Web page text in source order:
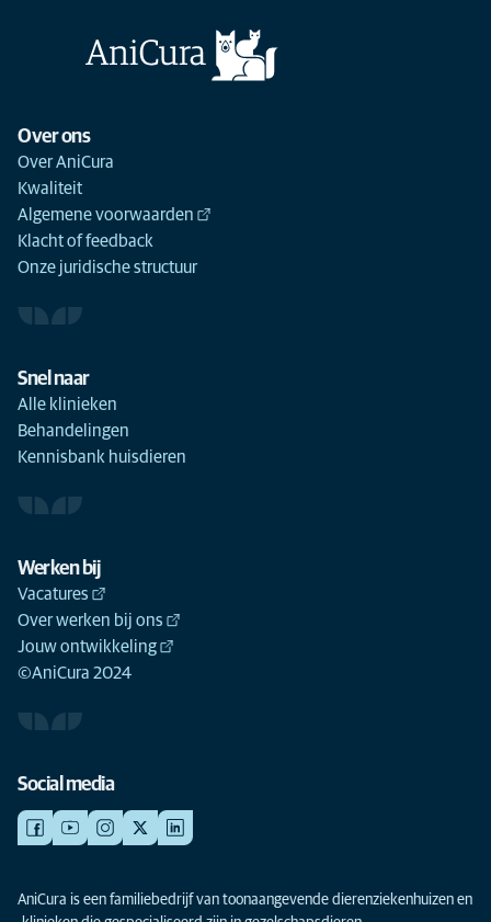
Over ons
Over AniCura
Kwaliteit
Algemene voorwaarden
Klacht of feedback
Onze juridische structuur
Snel naar
Alle klinieken
Behandelingen
Kennisbank huisdieren
Werken bij
Vacatures
Over werken bij ons
Jouw ontwikkeling
©AniCura 2024
Social media
AniCura is een familiebedrijf van toonaangevende dierenziekenhuizen en